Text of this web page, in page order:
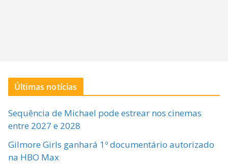
Últimas notícias
Sequência de Michael pode estrear nos cinemas
entre 2027 e 2028
Gilmore Girls ganhará 1º documentário autorizado
na HBO Max